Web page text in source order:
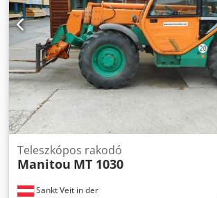
Sankt Veit in der
Teleszkópos rakodó
Manitou MT 1030